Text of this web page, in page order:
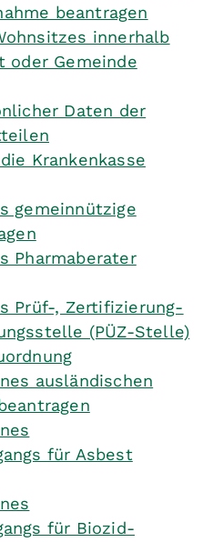
beantragen
innerhalb
oder Gemeinde
Daten der
Krankenkasse
gemeinnützige
Pharmaberater
Prüf-, Zertifizierung-
(PÜZ-Stelle)
ausländischen
für Asbest
für Biozid-